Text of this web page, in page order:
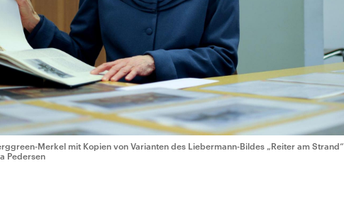
Merkel mit Kopien von Varianten des Liebermann-Bildes „Reiter am Strand“
Pedersen